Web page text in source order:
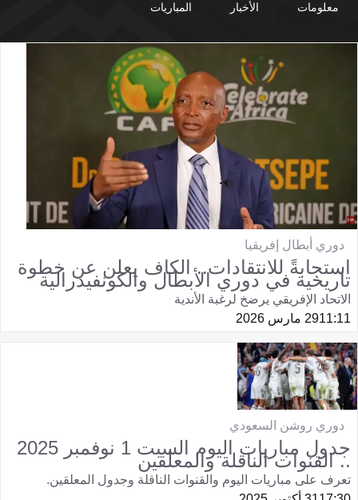
معلومات الأخبار المباريات
دوري أبطال إفريقيا
استجابةً للانتقادات.. الكاف يعلن عن خطوة
تاريخية في دوري الأبطال والكونفيدرالية
الاتحاد الإفريقي يرضخ لرغبة الأندية
11:1129 مارس 2026
دوري روشن السعودي
جدول مباريات اليوم السبت 1 نوفمبر 2025
.. القنوات الناقلة والمعلقين
تعرف على مباريات اليوم والقنوات الناقلة وجدول المعلقين.